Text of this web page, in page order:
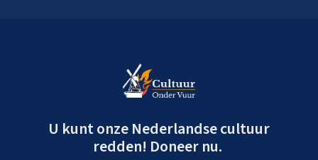
U kunt onze Nederlandse cultuur
redden! Doneer nu.